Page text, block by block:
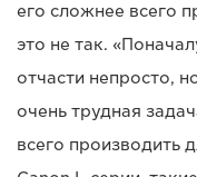
его сложнее всего
это не так.
отчасти непросто,
очень трудная
всего производить